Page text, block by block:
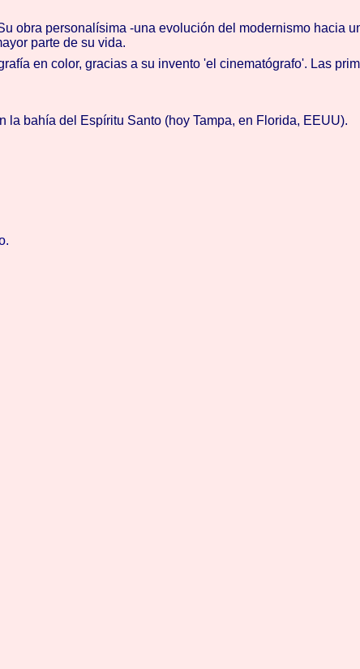
obra personalísima -una evolución del modernismo hacia
parte de su vida.
en color, gracias a su invento 'el cinematógrafo'. Las
bahía del Espíritu Santo (hoy Tampa, en Florida, EEUU).